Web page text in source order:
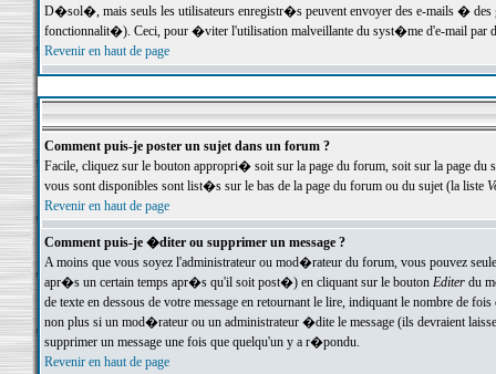
D�sol�, mais seuls les utilisateurs enregistr�s peuvent envoyer des e-mails �
fonctionnalit�). Ceci, pour �viter l'utilisation malveillante du syst�me d'e-mail par
Revenir en haut de page
Comment puis-je poster un sujet dans un forum ?
Facile, cliquez sur le bouton appropri� soit sur la page du forum, soit sur la page du
vous sont disponibles sont list�s sur le bas de la page du forum ou du sujet (la liste
Revenir en haut de page
Comment puis-je �diter ou supprimer un message ?
A moins que vous soyez l'administrateur ou mod�rateur du forum, vous pouvez
apr�s un certain temps apr�s qu'il soit post�) en cliquant sur le bouton Editerdu
de texte en dessous de votre message en retournant le lire, indiquant le nombre
non plus si un mod�rateur ou un administrateur �dite le message (ils devraient
supprimer un message une fois que quelqu'un y a r�pondu.
Revenir en haut de page